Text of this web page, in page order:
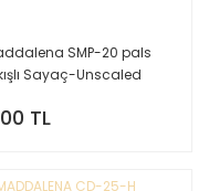
SMP-20 pals
Sayaç-Unscaled
TL